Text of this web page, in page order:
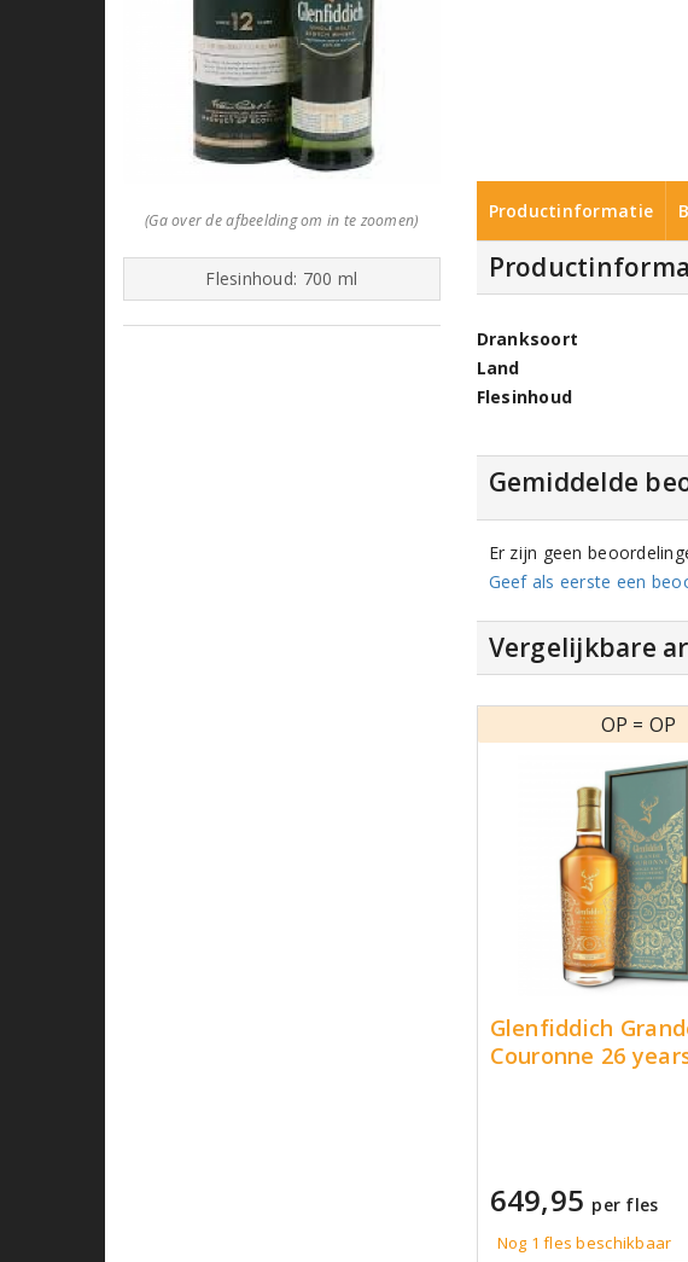
(Ga over de afbeelding om in te zoomen)
Flesinhoud: 700 ml
Productinformatie
Dranksoort
Land
Flesinhoud
Gemiddelde
Er zijn geen
Geef als eerste een
Vergelijkbare
OP = OP
Glenfiddich
Couronne 26
649,95 per fles
Nog 1 fles beschikbaar